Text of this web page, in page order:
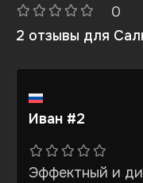
0
2 отзывы для
Иван #2
Эффектный и